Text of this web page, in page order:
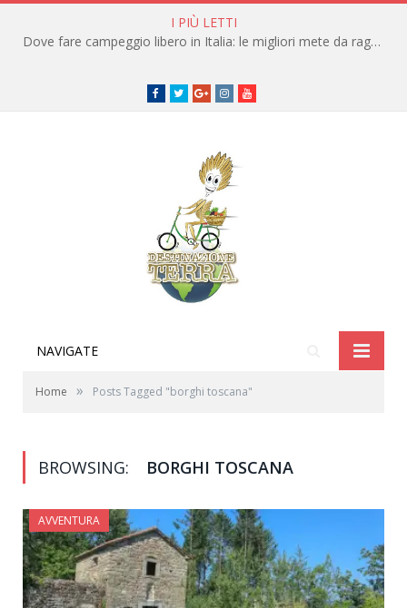
I PIÙ LETTI
Dove fare campeggio libero in Italia: le migliori mete da raggiungere in traghetto
Facebook
TwitterGoogle+instagramyoutube
NAVIGATE
Home » Posts Tagged "borghi toscana"
BROWSING: BORGHI TOSCANA
AVVENTURA